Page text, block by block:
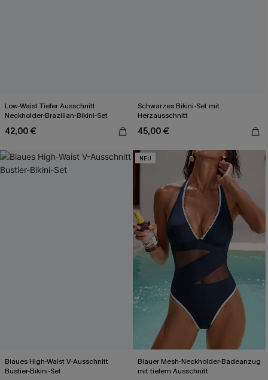
Low-Waist Tiefer Ausschnitt
Neckholder-Brazilian-Bikini-Set
42,00 €
Schwarzes Bikini-Set mit
Herzausschnitt
45,00 €
Blaues High-Waist V-Ausschnitt
Bustier-Bikini-Set
NEU
Blauer Mesh-Neckholder-Badeanzug
mit tiefem Ausschnitt